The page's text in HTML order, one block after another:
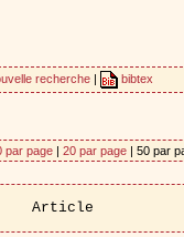
recherche bibtex
par page | 20 par page | 50 par
Article